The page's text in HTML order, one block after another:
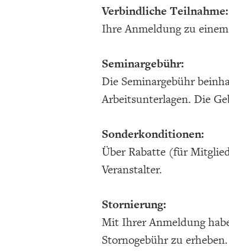
Verbindliche Teilnahme:
Ihre Anmeldung zu
Seminargebühr:
Die Seminargebühr
Arbeitsunterlagen. Die
Sonderkonditionen:
Über Rabatte (für
Veranstalter.
Stornierung:
Mit Ihrer Anmeldung
Stornogebühr zu erheben.